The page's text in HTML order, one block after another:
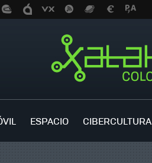
ESPACIO CIBERCULTURA